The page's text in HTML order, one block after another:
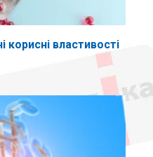
корисні властивості